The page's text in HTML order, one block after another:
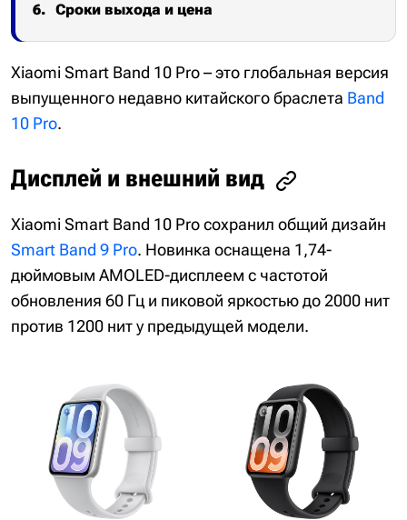
Сроки выхода и цена
Xiaomi Smart Band 10 Pro – это глобальная версия
выпущенного недавно китайского браслета Band
10 Pro.
Дисплей и внешний вид
Xiaomi Smart Band 10 Pro сохранил общий дизайн
Smart Band 9 Pro. Новинка оснащена 1,74-
дюймовым AMOLED-дисплеем с частотой
обновления 60 Гц и пиковой яркостью до 2000 нит
против 1200 нит у предыдущей модели.